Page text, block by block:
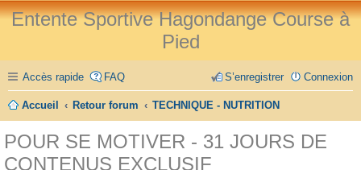
Entente Sportive Hagondange Course à
Pied
Accès rapide FAQ Connexion
S’enregistrer
Accueil Retour forum TECHNIQUE - NUTRITION
POUR SE MOTIVER - 31 JOURS DE
CONTENUS EXCLUSIF